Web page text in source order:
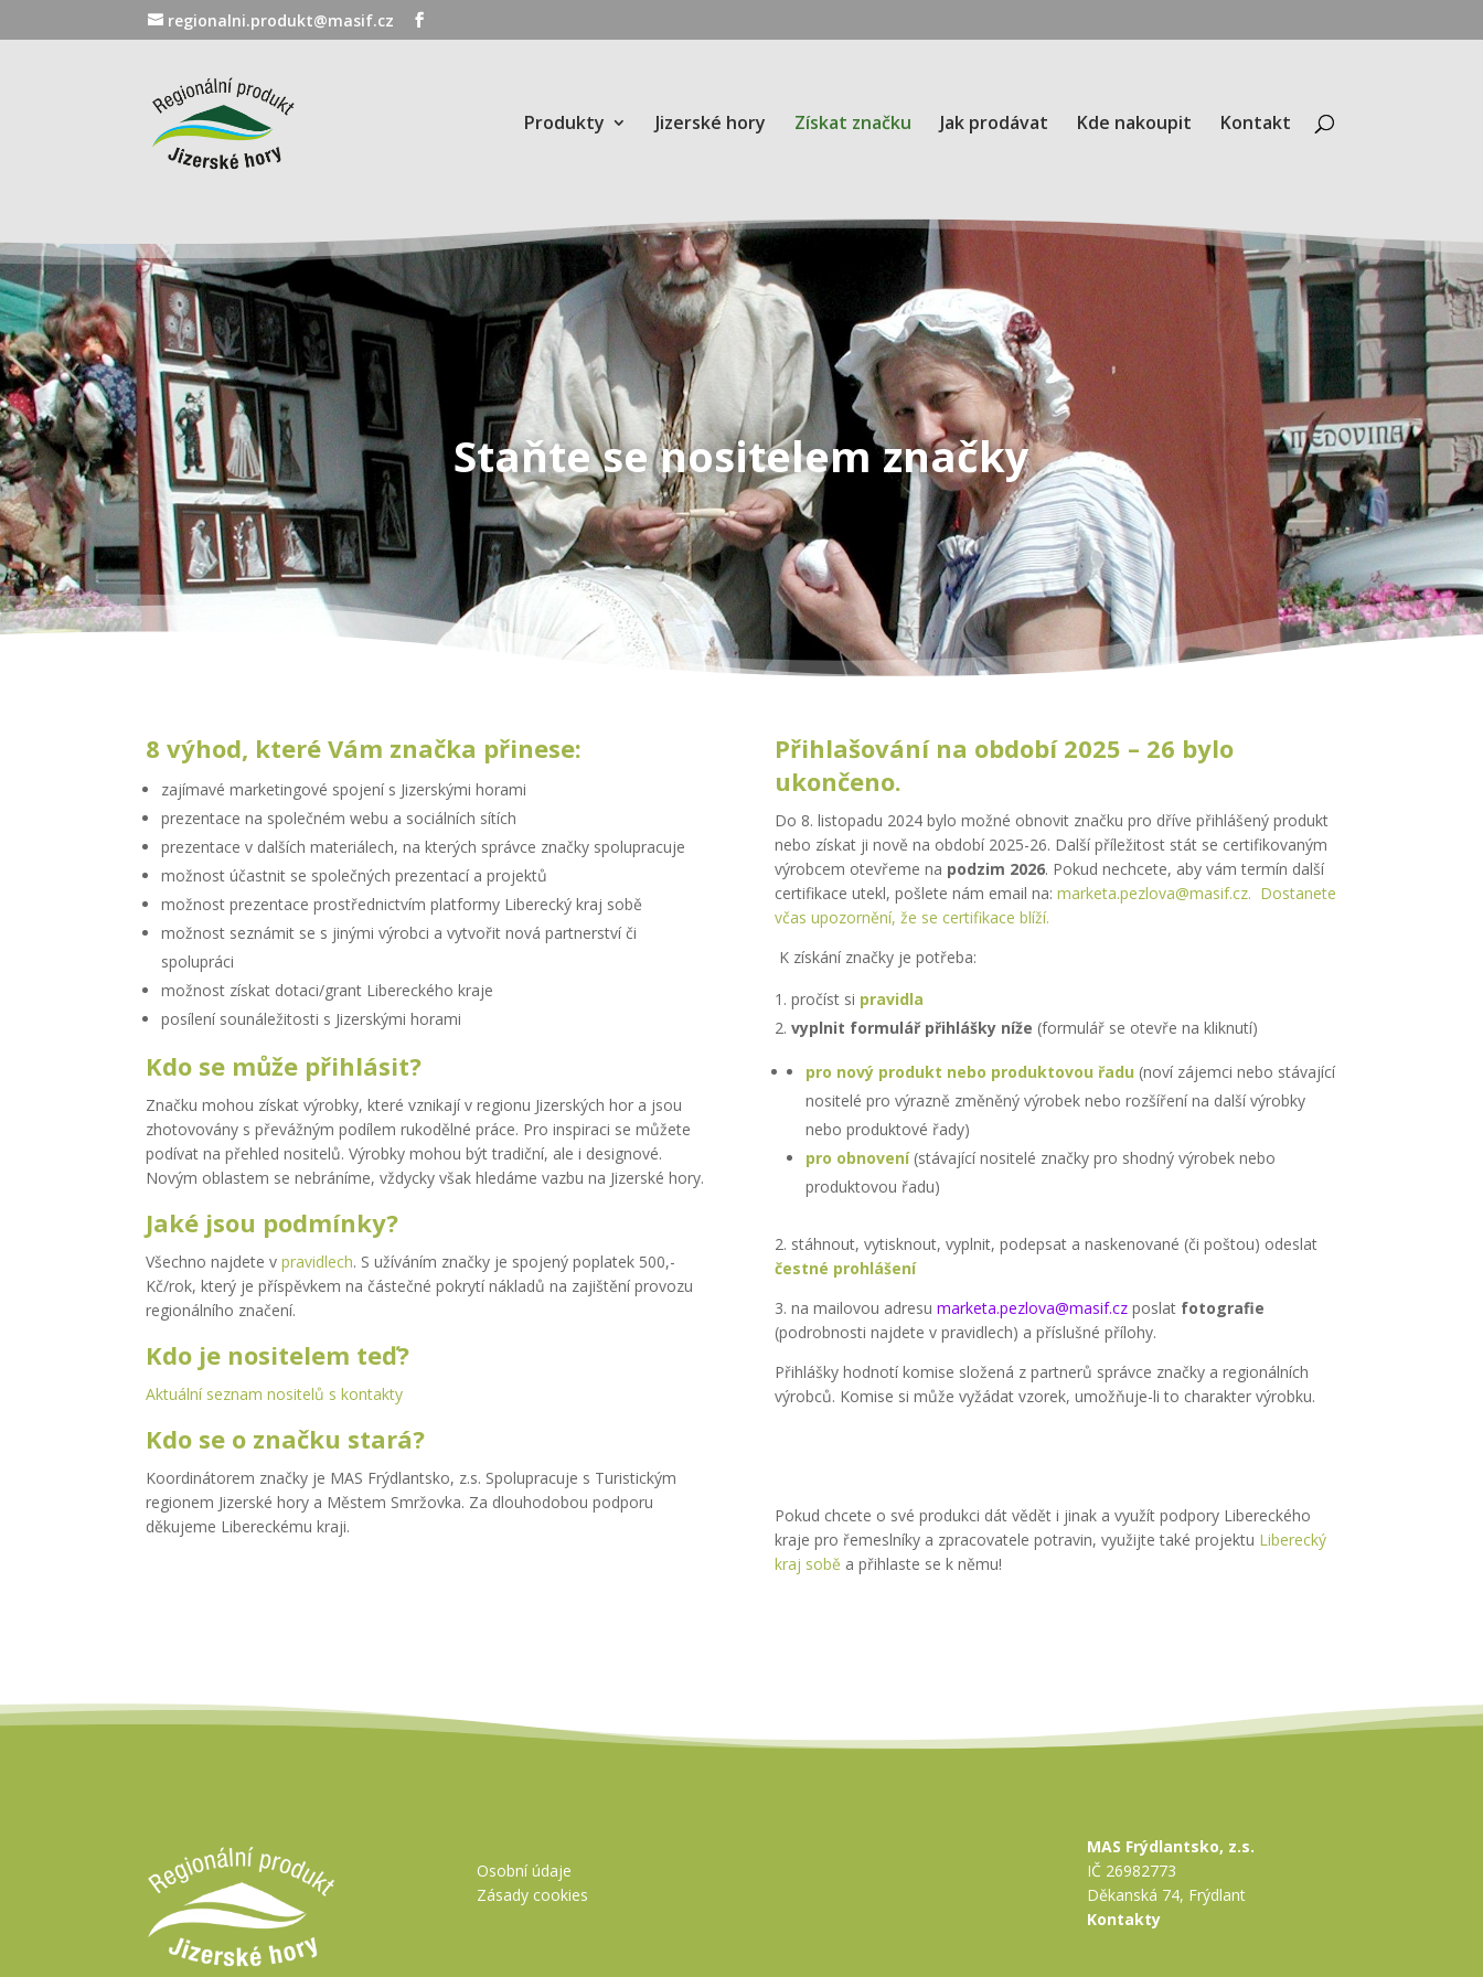
regionalni.produkt@masif.cz
Produkty Jizerské hory Získat značku Jak prodávat Kde nakoupit Kontakt
Staňte se nositelem značky
8 výhod, které Vám značka přinese:
zajímavé marketingové spojení s Jizerskými horami
prezentace na společném webu a sociálních sítích
prezentace v dalších materiálech, na kterých správce značky spolupracuje
možnost účastnit se společných prezentací a projektů
možnost prezentace prostřednictvím platformy Liberecký kraj sobě
možnost seznámit se s jinými výrobci a vytvořit nová partnerství či
spolupráci
možnost získat dotaci/grant Libereckého kraje
posílení sounáležitosti s Jizerskými horami
Kdo se může přihlásit?
Značku mohou získat výrobky, které vznikají v regionu Jizerských hor a jsou
zhotovovány s převážným podílem rukodělné práce. Pro inspiraci se můžete
podívat na přehled nositelů. Výrobky mohou být tradiční, ale i designové.
Novým oblastem se nebráníme, vždycky však hledáme vazbu na Jizerské hory.
Jaké jsou podmínky?
Všechno najdete v pravidlech. S užíváním značky je spojený poplatek 500,-
Kč/rok, který je příspěvkem na částečné pokrytí nákladů na zajištění provozu
regionálního značení.
Kdo je nositelem teď?
Aktuální seznam nositelů s kontakty
Kdo se o značku stará?
Koordinátorem značky je MAS Frýdlantsko, z.s. Spolupracuje s Turistickým
regionem Jizerské hory a Městem Smržovka. Za dlouhodobou podporu
děkujeme Libereckému kraji.
Přihlašování na období 2025 – 26 bylo
ukončeno.
Do 8. listopadu 2024 bylo možné obnovit značku pro dříve přihlášený produkt
nebo získat ji nově na období 2025-26. Další příležitost stát se certifikovaným
výrobcem otevřeme na podzim 2026. Pokud nechcete, aby vám termín další
certifikace utekl, pošlete nám email na: marketa.pezlova@masif.cz. Dostanete
včas upozornění, že se certifikace blíží.
K získání značky je potřeba:
pročíst si pravidla
vyplnit formulář přihlášky níže (formulář se otevře na kliknutí)
pro nový produkt nebo produktovou řadu (noví zájemci nebo stávající
nositelé pro výrazně změněný výrobek nebo rozšíření na další výrobky
nebo produktové řady)
pro obnovení(stávající nositelé značky pro shodný výrobek nebo
produktovou řadu)
2. stáhnout, vytisknout, vyplnit, podepsat a naskenované (či poštou) odeslat
čestné prohlášení
3. na mailovou adresu marketa.pezlova@masif.czposlat fotografie
(podrobnosti najdete v pravidlech) a příslušné přílohy.
Přihlášky hodnotí komise složená z partnerů správce značky a regionálních
výrobců. Komise si může vyžádat vzorek, umožňuje-li to charakter výrobku.
Pokud chcete o své produkci dát vědět i jinak a využít podpory Libereckého
kraje pro řemeslníky a zpracovatele potravin, využijte také projektu Liberecký
kraj sobě a přihlaste se k němu!
Osobní údaje
Zásady cookies
MAS Frýdlantsko, z.s.
IČ 26982773
Děkanská 74, Frýdlant
Kontakty